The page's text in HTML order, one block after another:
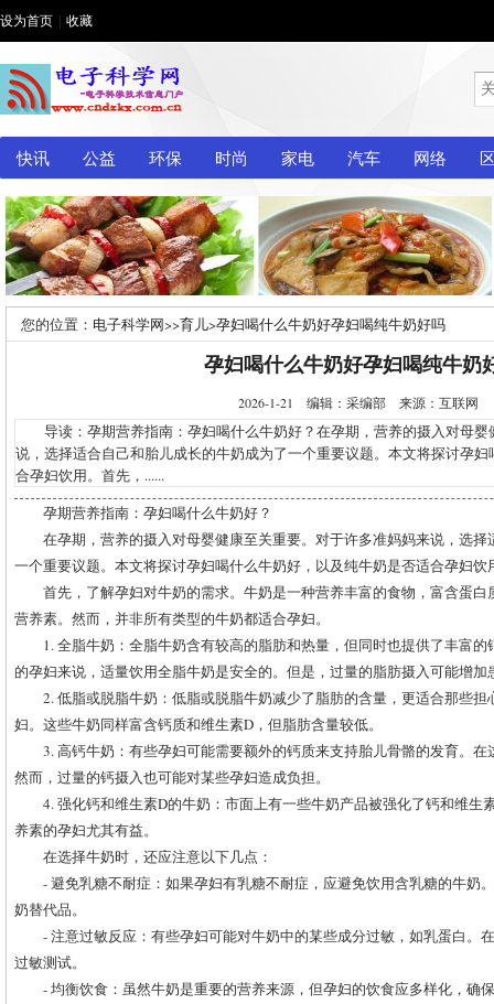
设为首页 收藏
快讯 公益 环保 时尚 家电 汽车 网络
您的位置： 电子科学网>>育儿>孕妇喝什么牛奶好孕妇喝纯牛奶好吗
孕妇喝什么牛奶好孕妇喝纯牛奶
2026-1-21 编辑：采编部 来源：互联网
导读：孕期营养指南：孕妇喝什么牛奶好？在孕期，营养的摄入对母婴
说，选择适合自己和胎儿成长的牛奶成为了一个重要议题。本文将探讨孕
合孕妇饮用。首先，......
孕期营养指南：孕妇喝什么牛奶好？
在孕期，营养的摄入对母婴健康至关重要。对于许多准妈妈来说，选
一个重要议题。本文将探讨孕妇喝什么牛奶好，以及纯牛奶是否适合孕妇饮
首先，了解孕妇对牛奶的需求。牛奶是一种营养丰富的食物，富含蛋
营养素。然而，并非所有类型的牛奶都适合孕妇。
1. 全脂牛奶：全脂牛奶含有较高的脂肪和热量，但同时也提供了丰富
的孕妇来说，适量饮用全脂牛奶是安全的。但是，过量的脂肪摄入可能增
2. 低脂或脱脂牛奶：低脂或脱脂牛奶减少了脂肪的含量，更适合那些
妇。这些牛奶同样富含钙质和维生素D，但脂肪含量较低。
3. 高钙牛奶：有些孕妇可能需要额外的钙质来支持胎儿骨骼的发育。
然而，过量的钙摄入也可能对某些孕妇造成负担。
4. 强化钙和维生素D的牛奶：市面上有一些牛奶产品被强化了钙和维生
养素的孕妇尤其有益。
在选择牛奶时，还应注意以下几点：
- 避免乳糖不耐症：如果孕妇有乳糖不耐症，应避免饮用含乳糖的牛奶
奶替代品。
- 注意过敏反应：有些孕妇可能对牛奶中的某些成分过敏，如乳蛋白。
过敏测试。
- 均衡饮食：虽然牛奶是重要的营养来源，但孕妇的饮食应多样化，确